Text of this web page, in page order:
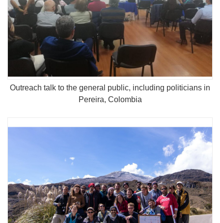
Outreach talk to the general public, including politicians in
Pereira, Colombia